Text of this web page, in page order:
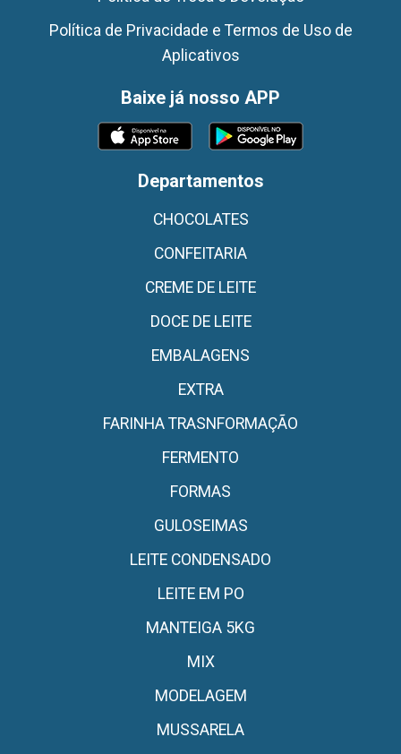
Política de Privacidade e Termos de Uso de
Aplicativos
Baixe já nosso APP
Departamentos
CHOCOLATES
CONFEITARIA
CREME DE LEITE
DOCE DE LEITE
EMBALAGENS
EXTRA
FARINHA TRASNFORMAÇÃO
FERMENTO
FORMAS
GULOSEIMAS
LEITE CONDENSADO
LEITE EM PO
MANTEIGA 5KG
MIX
MODELAGEM
MUSSARELA